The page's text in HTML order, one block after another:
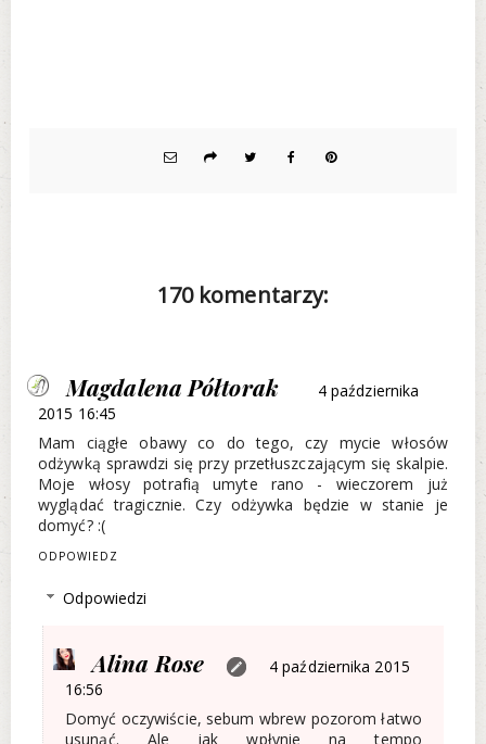
170 komentarzy:
Magdalena Półtorak
4 października
2015 16:45
Mam ciągłe obawy co do tego, czy mycie włosów
odżywką sprawdzi się przy przetłuszczającym się skalpie.
Moje włosy potrafią umyte rano - wieczorem już
wyglądać tragicznie. Czy odżywka będzie w stanie je
domyć? :(
ODPOWIEDZ
Odpowiedzi
Alina Rose
4 października 2015
16:56
Domyć oczywiście, sebum wbrew pozorom łatwo
usunąć. Ale jak wpłynie na tempo